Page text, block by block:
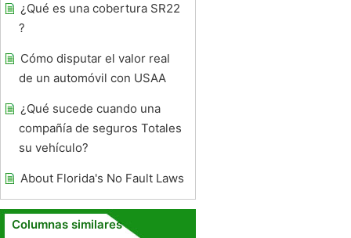
¿Qué es una cobertura SR22
?
Cómo disputar el valor real
de un automóvil con USAA
¿Qué sucede cuando una
compañía de seguros Totales
su vehículo?
About Florida's No Fault Laws
Columnas similares